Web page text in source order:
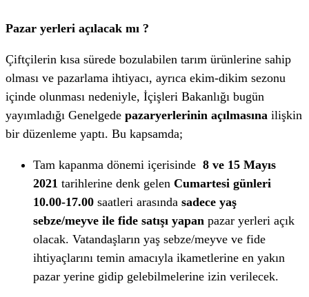
Pazar yerleri açılacak mı ?
Çiftçilerin kısa sürede bozulabilen tarım ürünlerine sahip
olması ve pazarlama ihtiyacı, ayrıca ekim-dikim sezonu
içinde olunması nedeniyle, İçişleri Bakanlığı bugün
yayımladığı Genelgede pazaryerlerinin açılmasına ilişkin
bir düzenleme yaptı. Bu kapsamda;
Tam kapanma dönemi içerisinde 8 ve 15 Mayıs
2021 tarihlerine denk gelen Cumartesi günleri
10.00-17.00 saatleri arasında sadece yaş
sebze/meyve ile fide satışı yapan pazar yerleri açık
olacak. Vatandaşların yaş sebze/meyve ve fide
ihtiyaçlarını temin amacıyla ikametlerine en yakın
pazar yerine gidip gelebilmelerine izin verilecek.